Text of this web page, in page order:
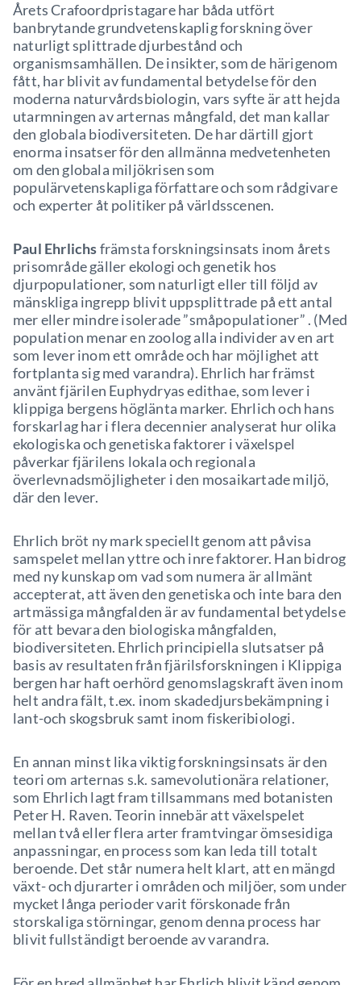
Årets Crafoordpristagare har båda utfört
banbrytande grundvetenskaplig forskning över
naturligt splittrade djurbestånd och
organismsamhällen. De insikter, som de härigenom
fått, har blivit av fundamental betydelse för den
moderna naturvårdsbiologin, vars syfte är att hejda
utarmningen av arternas mångfald, det man kallar
den globala biodiversiteten. De har därtill gjort
enorma insatser för den allmänna medvetenheten
om den globala miljökrisen som
populärvetenskapliga författare och som rådgivare
och experter åt politiker på världsscenen.
Paul Ehrlichsfrämsta forskningsinsats inom årets
prisområde gäller ekologi och genetik hos
djurpopulationer, som naturligt eller till följd av
mänskliga ingrepp blivit uppsplittrade på ett antal
mer eller mindre isolerade ”småpopulationer” . (Med
population menar en zoolog alla individer av en art
som lever inom ett område och har möjlighet att
fortplanta sig med varandra). Ehrlich har främst
använt fjärilen Euphydryas edithae, som lever i
klippiga bergens höglänta marker. Ehrlich och hans
forskarlag har i flera decennier analyserat hur olika
ekologiska och genetiska faktorer i växelspel
påverkar fjärilens lokala och regionala
överlevnadsmöjligheter i den mosaikartade miljö,
där den lever.
Ehrlich bröt ny mark speciellt genom att påvisa
samspelet mellan yttre och inre faktorer. Han bidrog
med ny kunskap om vad som numera är allmänt
accepterat, att även den genetiska och inte bara den
artmässiga mångfalden är av fundamental betydelse
för att bevara den biologiska mångfalden,
biodiversiteten. Ehrlich principiella slutsatser på
basis av resultaten från fjärilsforskningen i Klippiga
bergen har haft oerhörd genomslagskraft även inom
helt andra fält, t.ex. inom skadedjursbekämpning i
lant-och skogsbruk samt inom fiskeribiologi.
En annan minst lika viktig forskningsinsats är den
teori om arternas s.k. samevolutionära relationer,
som Ehrlich lagt fram tillsammans med botanisten
Peter H. Raven. Teorin innebär att växelspelet
mellan två eller flera arter framtvingar ömsesidiga
anpassningar, en process som kan leda till totalt
beroende. Det står numera helt klart, att en mängd
växt- och djurarter i områden och miljöer, som under
mycket långa perioder varit förskonade från
storskaliga störningar, genom denna process har
blivit fullständigt beroende av varandra.